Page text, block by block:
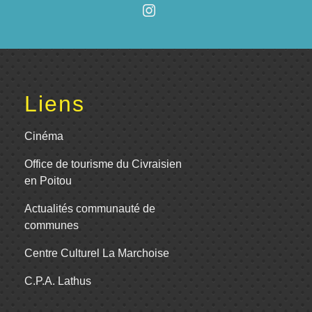
Liens
Cinéma
Office de tourisme du Civraisien
en Poitou
Actualités communauté de
communes
Centre Culturel La Marchoise
C.P.A. Lathus